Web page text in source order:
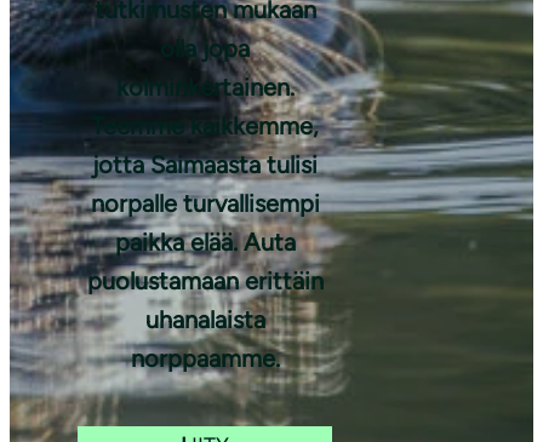
tutkimusten mukaan
olla jopa
kolminkertainen.
Teemme kaikkemme,
jotta Saimaasta tulisi
norpalle turvallisempi
paikka elää. Auta
puolustamaan erittäin
uhanalaista
norppaamme.
Kuva: Lasse
Kurkela